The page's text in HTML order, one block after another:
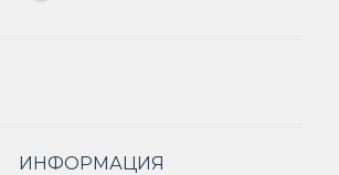
ИНФОРМАЦИЯ